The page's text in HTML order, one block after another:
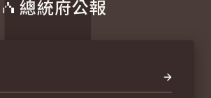
總統府公報